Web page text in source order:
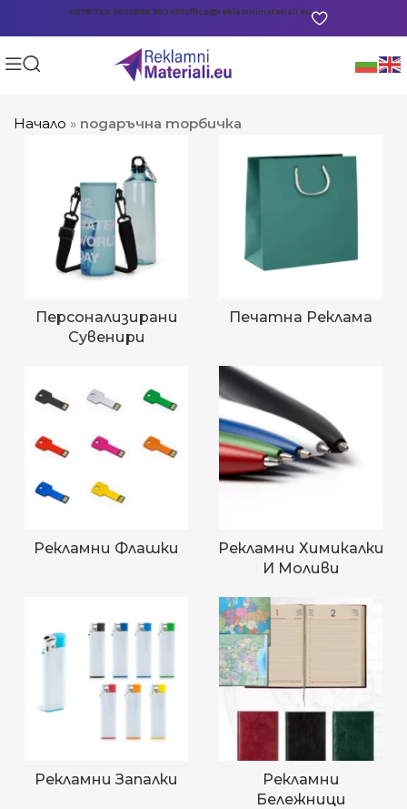
0878 722 8650888 903 601office@reklamnimateriali.eu
Начало » подаръчна торбичка
Персонализирани
Сувенири
Печатна Реклама
Рекламни Флашки
Рекламни Химикалки
И Моливи
Рекламни Запалки
Рекламни
Бележници